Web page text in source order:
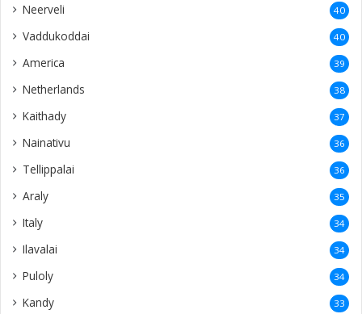
Neerveli 40
Vaddukoddai 40
America 39
Netherlands 38
Kaithady 37
Nainativu 36
Tellippalai 36
Araly 35
Italy 34
Ilavalai 34
Puloly 34
Kandy 33